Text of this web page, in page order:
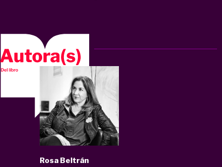
Rosa Beltrán